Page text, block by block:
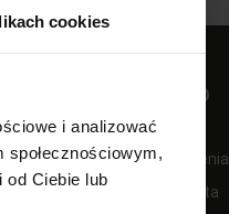
cookies
i analizować
od Ciebie lub
MOJE KONTO
Twoje zamówienia
Ustawienia konta